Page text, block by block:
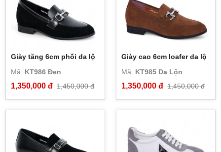
Giày tăng 6cm phối da lộ
Mã: KT986 Đen
1,350,000 đ 1,450,000 đ
Giày cao 6cm loafer da lộ
Mã: KT985 Da Lộn
1,350,000 đ 1,450,000 đ